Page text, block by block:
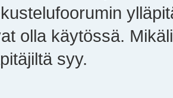
olla käytössä.
syy.